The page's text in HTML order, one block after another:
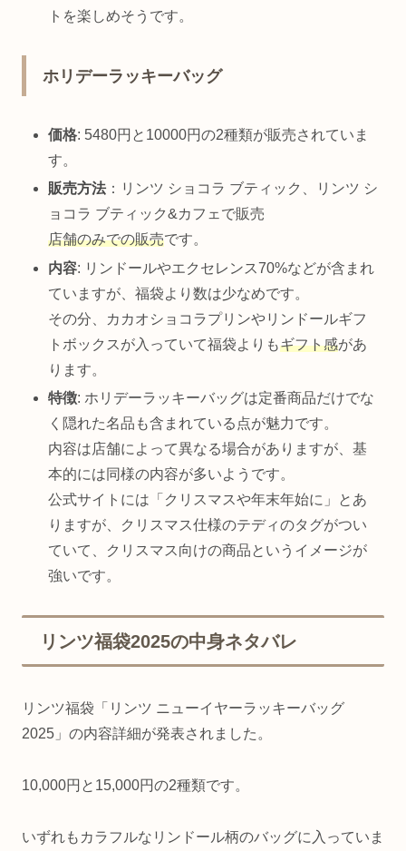
トを楽しめそうです。
ホリデーラッキーバッグ
価格: 5480円と10000円の2種類が販売されていま
す。
販売方法：リンツ ショコラ ブティック、リンツ シ
ョコラ ブティック&カフェで販売
店舗のみでの販売です。
内容: リンドールやエクセレンス70%などが含まれ
ていますが、福袋より数は少なめです。
その分、カカオショコラプリンやリンドールギフ
トボックスが入っていて福袋よりもギフト感があ
ります。
特徴: ホリデーラッキーバッグは定番商品だけでな
く隠れた名品も含まれている点が魅力です。
内容は店舗によって異なる場合がありますが、基
本的には同様の内容が多いようです。
公式サイトには「クリスマスや年末年始に」とあ
りますが、クリスマス仕様のテディのタグがつい
ていて、
クリスマス向けの商品というイメージが
強いです。
リンツ福袋2025の中身ネタバレ
リンツ福袋「リンツ ニューイヤーラッキーバッグ
2025」の内容詳細が発表されました。
10,000円と15,000円の2種類です。
いずれもカラフルなリンドール柄のバッグに入っていま